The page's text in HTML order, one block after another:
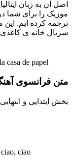
اصل آن به زبان
موزیک را برای شما
ترجمه کرده ایم. این
سریال خانه ی کاغذی
la casa de papel
متن فرانسوی
بخش ابتدایی و
ciao